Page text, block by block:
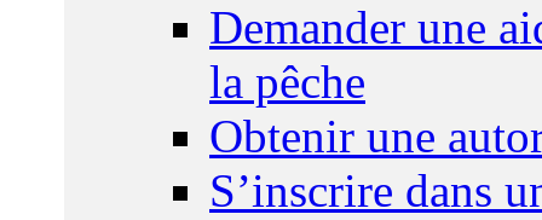
Demander une
la pêche
Obtenir une
S’inscrire dans